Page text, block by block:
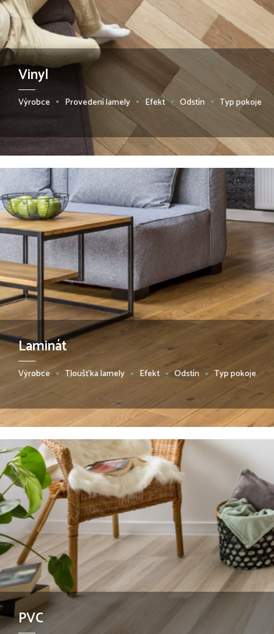
Vinyl
Výrobce Provedení lamely Efekt Odstín Typ pokoje
Laminát
Výrobce Tloušťka lamely Efekt Odstín Typ pokoje
PVC